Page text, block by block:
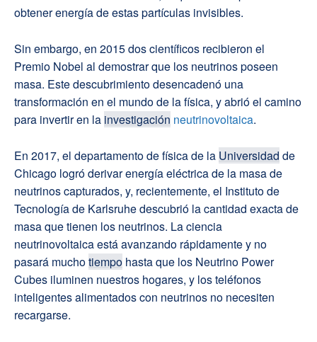
obtener energía de estas partículas invisibles.
Sin embargo, en 2015 dos científicos recibieron el
Premio Nobel al demostrar que los neutrinos poseen
masa. Este descubrimiento desencadenó una
transformación en el mundo de la física, y abrió el camino
para invertir en la investigación neutrinovoltaica.
En 2017, el departamento de física de la Universidad de
Chicago logró derivar energía eléctrica de la masa de
neutrinos capturados, y, recientemente, el Instituto de
Tecnología de Karlsruhe descubrió la cantidad exacta de
masa que tienen los neutrinos. La ciencia
neutrinovoltaica está avanzando rápidamente y no
pasará muchotiempo hasta que los Neutrino Power
Cubes iluminen nuestros hogares, y los teléfonos
inteligentes alimentados con neutrinos no necesiten
recargarse.